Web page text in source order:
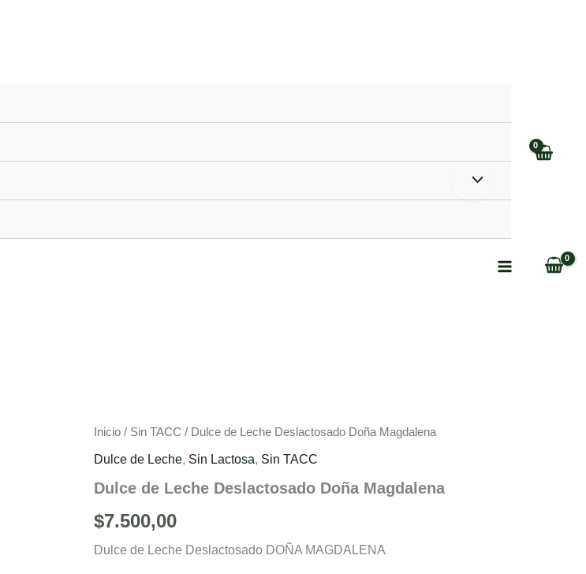
Inicio / Sin TACC / Dulce de Leche Deslactosado Doña Magdalena
Dulce de Leche, Sin Lactosa, Sin TACC
Dulce de Leche Deslactosado Doña Magdalena
$7.500,00
Dulce de Leche Deslactosado DOÑA MAGDALENA
Dulce
Leche
Doña
cantidad